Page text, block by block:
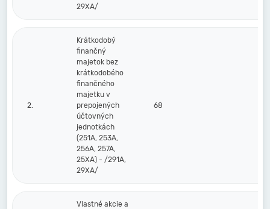
29XA/
2.
Krátkodobý
finančný
majetok bez
krátkodobého
finančného
majetku v
prepojených
účtovných
jednotkách
(251A, 253A,
256A, 257A,
25XA) - /291A,
29XA/
68
Vlastné akcie a